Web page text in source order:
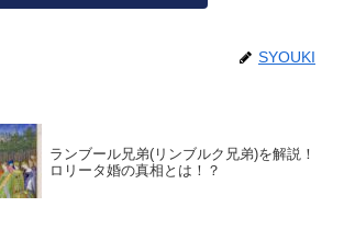
SYOUKI
ランブール兄弟(リンブルク兄弟)を解説！
ロリータ婚の真相とは！？